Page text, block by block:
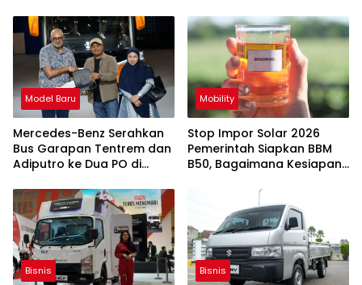
Model Baru
Mercedes-Benz Serahkan
Bus Garapan Tentrem dan
Adiputro ke Dua PO di
Mobility
Stop Impor Solar 2026
Pemerintah Siapkan BBM
B50, Bagaimana Kesiapan
Bisnis Bisnis